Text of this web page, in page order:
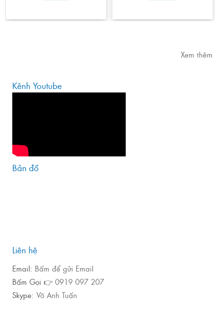
Xem thêm
Kênh Youtube
Bản đồ
Liên hệ
Email: Bấm để gửi Email
Bấm Gọi 👉 0919 097 207
Skype: Võ Anh Tuấn